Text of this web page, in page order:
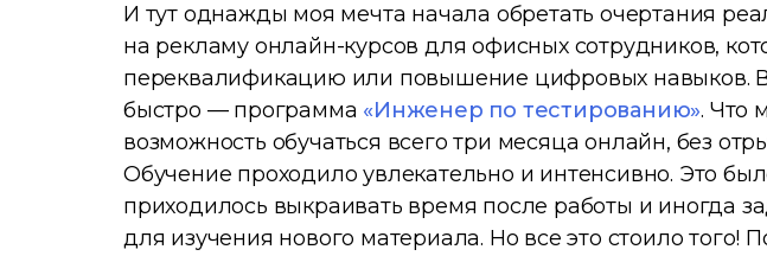
И тут однажды моя мечта начала обретать очертания
на рекламу онлайн-курсов для офисных сотрудников,
переквалификацию или повышение цифровых навыков.
быстро — программа «Инженер по тестированию». Что
возможность обучаться всего три месяца онлайн, без
Обучение проходило увлекательно и интенсивно. Это
приходилось выкраивать время после работы и иногда
для изучения нового материала. Но все это стоило того!